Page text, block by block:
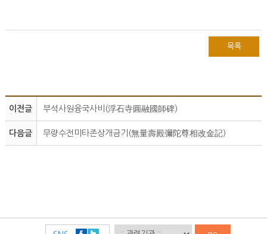
목록
이전글 부석사원융국사비(浮石寺圓融國師碑)
다음글 무량수전미타존상개금기(無量壽殿彌陀尊相改金記)